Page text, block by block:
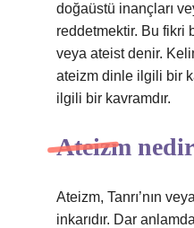
doğaüstü inançları
reddetmektir. Bu fikri
veya ateist denir.
ateizm dinle ilgili bir
ilgili bir kavramdır.
Ateizm nedir
Ateizm, Tanrı’nın
inkarıdır. Dar